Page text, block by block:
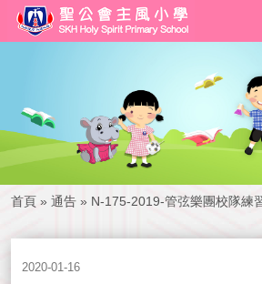
首頁 » 通告 » N-175-2019-管弦樂團校隊練
2020-01-16